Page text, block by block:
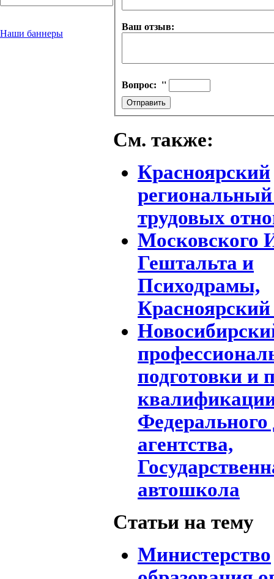
Наши баннеры
Ваш отзыв:
Вопрос: ''
См. также:
Красноярский
трудовых
Московского
Гештальта и
Психодрамы,
подготовки и
Федерального
агентства,
автошкола
Статьи на тему
Министерство